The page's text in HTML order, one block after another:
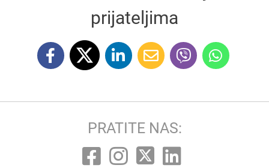
prijateljima
PRATITE NAS: